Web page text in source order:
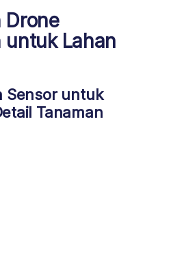
Drone
untuk Lahan
Sensor untuk
Tanaman